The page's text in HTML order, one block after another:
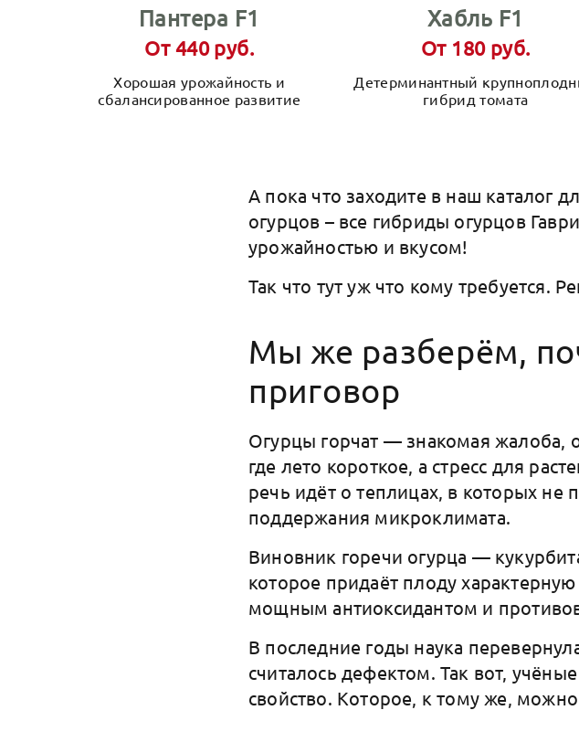
Пантера F1
От 440 руб.
Хорошая урожайность и
сбалансированное развитие
Хабль F1
От 180 руб.
Детерминантный
гибрид томата
А пока что заходите в наш каталог
огурцов – все гибриды огурцов
урожайностью и вкусом!
Так что тут уж что кому требуется.
Мы же разберём,
приговор
Огурцы горчат — знакомая жалоба,
где лето короткое, а стресс для
речь идёт о теплицах, в которых не
поддержания микроклимата.
Виновник горечи огурца —
которое придаёт плоду
мощным антиоксидантом и
В последние годы наука
считалось дефектом. Так вот,
свойство. Которое, к тому же,